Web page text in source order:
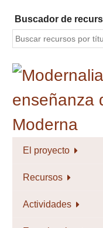
contenido
principal
Buscador de
El proyecto
Recursos
Actividades